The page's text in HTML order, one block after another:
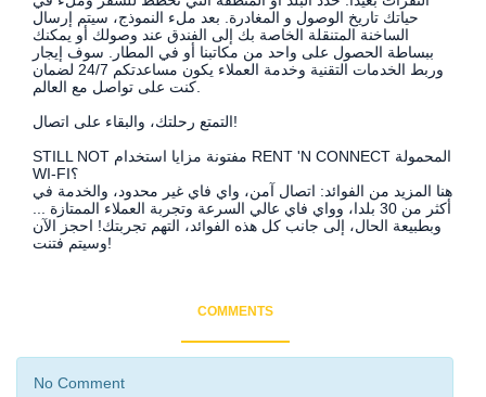
حياتك تاريخ الوصول و المغادرة. بعد ملء النموذج، سيتم إرسال
الساخنة المتنقلة الخاصة بك إلى الفندق عند وصولك أو يمكنك
ببساطة الحصول على واحد من مكاتبنا أو في المطار. سوف إيجار
وربط الخدمات التقنية وخدمة العملاء يكون مساعدتكم 24/7 لضمان
التمتع رحلتك، والبقاء على اتصال!
STILL NOT مفتونة مزايا استخدام RENT 'N CONNECT المحمولة
WI-FI؟
هنا المزيد من الفوائد: اتصال آمن، واي فاي غير محدود، والخدمة في
أكثر من 30 بلدا، وواي فاي عالي السرعة وتجربة العملاء الممتازة ...
وبطبيعة الحال، إلى جانب كل هذه الفوائد، التهم تجربتك! احجز الآن
وسيتم فتنت!
COMMENTS
No Comment